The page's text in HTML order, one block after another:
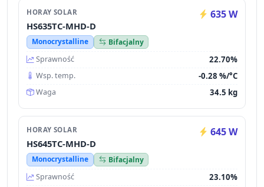
HORAY SOLAR 635 W
HS635TC-MHD-D
Monocrystalline
Bifacjalny
Sprawność
22.70%
Wsp. temp. -0.28 %/°C
Waga 34.5 kg
HORAY SOLAR 645 W
HS645TC-MHD-D
Monocrystalline
Bifacjalny
Sprawność
23.10%